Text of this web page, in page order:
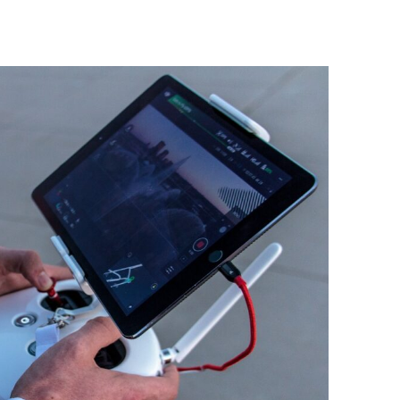
Porady dla przedsiębiorców
Kreowanie
wizerunku firmy –
podstawowe kroki
28 listopada 2022